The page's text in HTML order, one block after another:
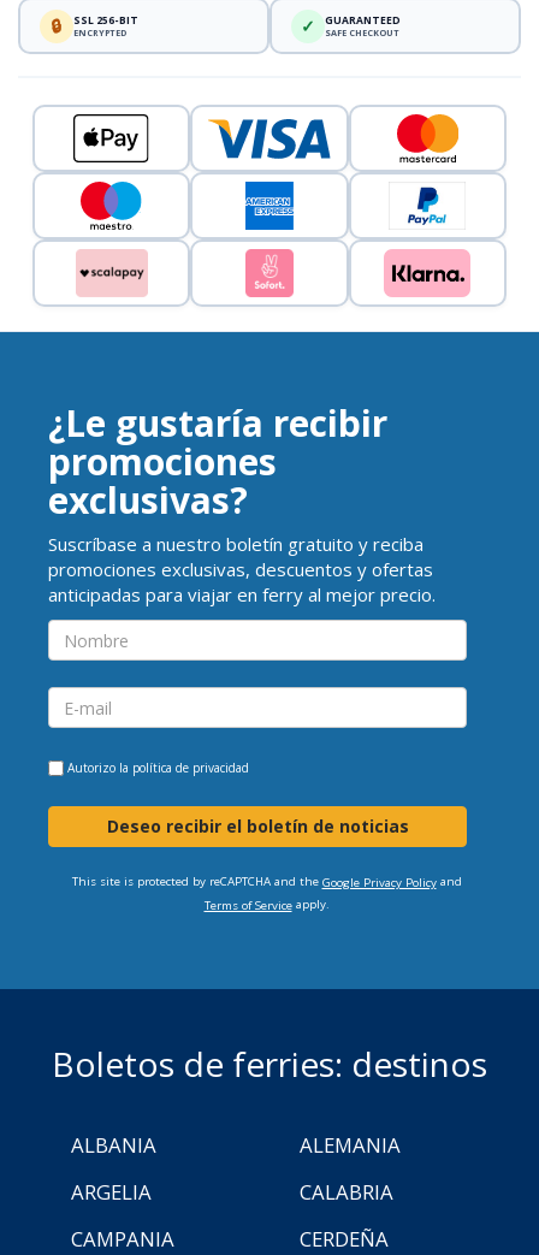
🔒 SSL 256-BIT
ENCRYPTED ✓ GUARANTEED
SAFE CHECKOUT
¿Le gustaría recibir
promociones
exclusivas?
Suscríbase a nuestro boletín gratuito y reciba
promociones exclusivas, descuentos y ofertas
anticipadas para viajar en ferry al mejor precio.
Autorizo la política de privacidad
Deseo recibir el boletín de noticias
This site is protected by reCAPTCHA and the Google Privacy Policyand
Terms of Serviceapply.
Boletos de ferries: destinos
ALBANIA
ALEMANIA
ARGELIA
CALABRIA
CAMPANIA
CERDEÑA